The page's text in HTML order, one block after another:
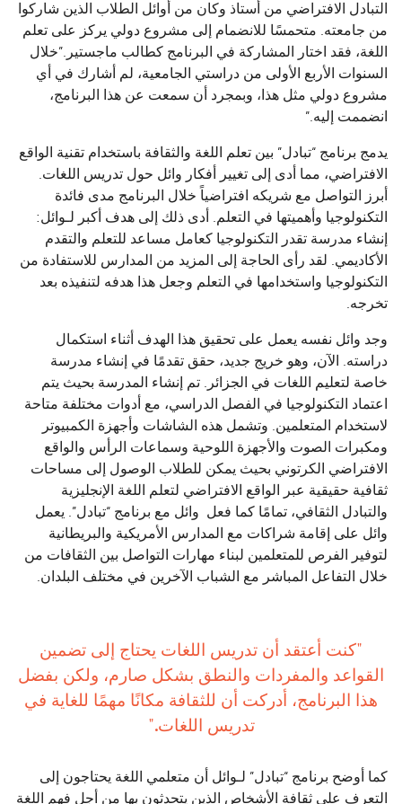
التبادل الافتراضي من أستاذ وكان من أوائل الطلاب الذين شاركوا
من جامعته. متحمسًا للانضمام إلى مشروع دولي يركز على تعلم
اللغة، فقد اختار المشاركة في البرنامج كطالب ماجستير.”خلال
السنوات الأربع الأولى من دراستي الجامعية، لم أشارك في أي
مشروع دولي مثل هذا، وبمجرد أن سمعت عن هذا البرنامج،
انضممت إليه.”
يدمج برنامج “تبادل” بين تعلم اللغة والثقافة باستخدام تقنية الواقع
الافتراضي، مما أدى إلى تغيير أفكار وائل حول تدريس اللغات.
أبرز التواصل مع شريكه افتراضياً خلال البرنامج مدى فائدة
التكنولوجيا وأهميتها في التعلم. أدى ذلك إلى هدف أكبر لـوائل:
إنشاء مدرسة تقدر التكنولوجيا كعامل مساعد للتعلم والتقدم
الأكاديمي. لقد رأى الحاجة إلى المزيد من المدارس للاستفادة من
التكنولوجيا واستخدامها في التعلم وجعل هذا هدفه لتنفيذه بعد
تخرجه.
وجد وائل نفسه يعمل على تحقيق هذا الهدف أثناء استكمال
دراسته. الآن، وهو خريج جديد، حقق تقدمًا في إنشاء مدرسة
خاصة لتعليم اللغات في الجزائر. تم إنشاء المدرسة بحيث يتم
اعتماد التكنولوجيا في الفصل الدراسي، مع أدوات مختلفة متاحة
لاستخدام المتعلمين. وتشمل هذه الشاشات وأجهزة الكمبيوتر
ومكبرات الصوت والأجهزة اللوحية وسماعات الرأس والواقع
الافتراضي الكرتوني بحيث يمكن للطلاب الوصول إلى مساحات
ثقافية حقيقية عبر الواقع الافتراضي لتعلم اللغة الإنجليزية
والتبادل الثقافي، تمامًا كما فعل وائل مع برنامج “تبادل”. يعمل
وائل على إقامة شراكات مع المدارس الأمريكية والبريطانية
لتوفير الفرص للمتعلمين لبناء مهارات التواصل بين الثقافات من
خلال التفاعل المباشر مع الشباب الآخرين في مختلف البلدان.
"كنت أعتقد أن تدريس اللغات يحتاج إلى تضمين
القواعد والمفردات والنطق بشكل صارم، ولكن بفضل
هذا البرنامج، أدركت أن للثقافة مكانًا مهمًا للغاية في
تدريس اللغات."
كما أوضح برنامج “تبادل” لـوائل أن متعلمي اللغة يحتاجون إلى
التعرف على ثقافة الأشخاص الذين يتحدثون بها من أجل فهم اللغة